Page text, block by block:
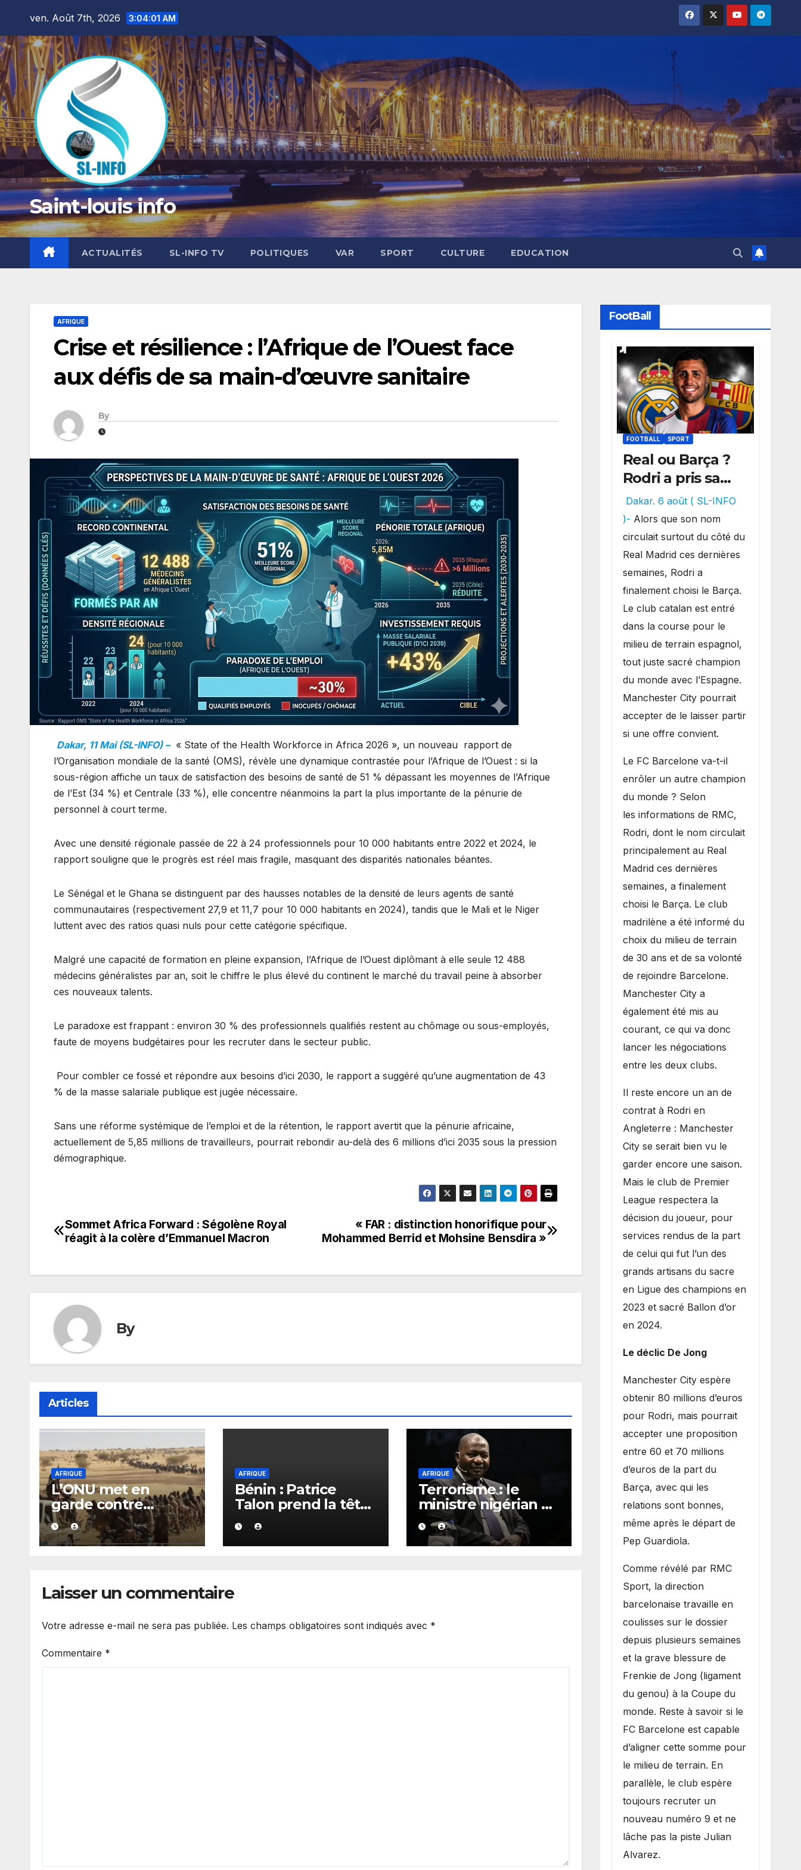
content
ven. Août 7th, 2026 3:04:03 AM
Saint-louis info
ACTUALITÉS SL-INFO TV POLITIQUES VAR SPORT CULTURE EDUCATION
AFRIQUE
Crise et résilience : l’Afrique de l’Ouest face
aux défis de sa main-d’œuvre sanitaire
By
Dakar, 11 Mai (SL-INFO) – « State of the Health Workforce in Africa 2026 », un nouveau rapport de
l’Organisation mondiale de la santé (OMS), révèle une dynamique contrastée pour l’Afrique de l’Ouest : si la
sous-région affiche un taux de satisfaction des besoins de santé de 51 % dépassant les moyennes de l’Afrique
de l’Est (34 %) et Centrale (33 %), elle concentre néanmoins la part la plus importante de la pénurie de
personnel à court terme.
Avec une densité régionale passée de 22 à 24 professionnels pour 10 000 habitants entre 2022 et 2024, le
rapport souligne que le progrès est réel mais fragile, masquant des disparités nationales béantes.
Le Sénégal et le Ghana se distinguent par des hausses notables de la densité de leurs agents de santé
communautaires (respectivement 27,9 et 11,7 pour 10 000 habitants en 2024), tandis que le Mali et le Niger
luttent avec des ratios quasi nuls pour cette catégorie spécifique.
Malgré une capacité de formation en pleine expansion, l’Afrique de l’Ouest diplômant à elle seule 12 488
médecins généralistes par an, soit le chiffre le plus élevé du continent le marché du travail peine à absorber
ces nouveaux talents.
Le paradoxe est frappant : environ 30 % des professionnels qualifiés restent au chômage ou sous-employés,
faute de moyens budgétaires pour les recruter dans le secteur public.
Pour combler ce fossé et répondre aux besoins d’ici 2030, le rapport a suggéré qu’une augmentation de 43
% de la masse salariale publique est jugée nécessaire.
Sans une réforme systémique de l’emploi et de la rétention, le rapport avertit que la pénurie africaine,
actuellement de 5,85 millions de travailleurs, pourrait rebondir au-delà des 6 millions d’ici 2035 sous la pression
démographique.
Navigation
l’article
« FAR : distinction honorifique pour
Mohammed Berrid et Mohsine Bensdira »
Sommet Africa Forward : Ségolène Royal
réagit à la colère d’Emmanuel Macron
By
Articles
AFRIQUE
L’ONU met en
garde contre
l’expansion de
Daech au Sahel et
dans le bassin du
AFRIQUE
Bénin : Patrice
Talon prend la tête
du Sénat après son
élection à la
présidence
AFRIQUE
Terrorisme : le
ministre nigérian de
la Défense appelle
la CEDEAO et l’AES
à unir leurs forces
Laisser un commentaire
Votre adresse e-mail ne sera pas publiée. Les champs obligatoires sont indiqués avec *
Commentaire *
FootBall
FOOTBALL SPORT
Real ou Barça ?
Rodri a pris sa
décision, un
choix qui
pourrait faire
grand bruit sur
le marché des
transferts.
Dakar. 6 août ( SL-INFO
)- Alors que son nom
circulait surtout du côté du
Real Madrid ces dernières
semaines, Rodri a
finalement choisi le Barça.
Le club catalan est entré
dans la course pour le
milieu de terrain espagnol,
tout juste sacré champion
du monde avec l’Espagne.
Manchester City pourrait
accepter de le laisser partir
si une offre convient.
​Le FC Barcelone va-t-il
enrôler un autre champion
du monde ? Selon
les informations de RMC,
Rodri, dont le nom circulait
principalement au Real
Madrid ces dernières
semaines, a finalement
choisi le Barça. Le club
madrilène a été informé du
choix du milieu de terrain
de 30 ans et de sa volonté
de rejoindre Barcelone.
Manchester City a
également été mis au
courant, ce qui va donc
lancer les négociations
entre les deux clubs.
​Il reste encore un an de
contrat à Rodri en
Angleterre : Manchester
City se serait bien vu le
garder encore une saison.
Mais le club de Premier
League respectera la
décision du joueur, pour
services rendus de la part
de celui qui fut l’un des
grands artisans du sacre
en Ligue des champions en
2023 et sacré Ballon d’or
en 2024.
Le déclic De Jong
​Manchester City espère
obtenir 80 millions d’euros
pour Rodri, mais pourrait
accepter une proposition
entre 60 et 70 millions
d’euros de la part du
Barça, avec qui les
relations sont bonnes,
même après le départ de
Pep Guardiola.
​Comme révélé par RMC
Sport, la direction
barcelonaise travaille en
coulisses sur le dossier
depuis plusieurs semaines
et la grave blessure de
Frenkie de Jong (ligament
du genou) à la Coupe du
monde. Reste à savoir si le
FC Barcelone est capable
d’aligner cette somme pour
le milieu de terrain. En
parallèle, le club espère
toujours recruter un
nouveau numéro 9 et ne
lâche pas la piste Julian
Alvarez.